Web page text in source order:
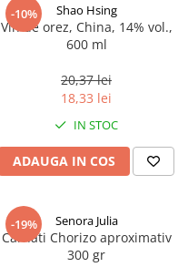
-10% Shao Hsing
Vin de orez, China, 14% vol.,
600 ml
20,37 lei
18,33 lei
IN STOC
ADAUGA IN COS
-19% Senora Julia
Carnati Chorizo aproximativ
300 gr